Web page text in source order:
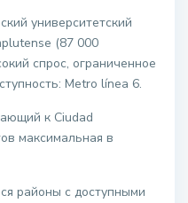
университетский
(87 000
спрос, ограниченное
Metro línea 6.
к Ciudad
максимальная в
районы с доступными